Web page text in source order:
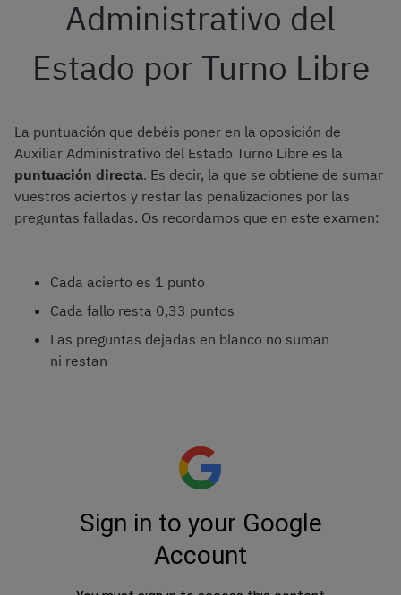
Administrativo del
Estado por Turno Libre
La puntuación que debéis poner en la oposición de
Auxiliar Administrativo del Estado Turno Libre es la
puntuación directa. Es decir, la que se obtiene de sumar
vuestros aciertos y restar las penalizaciones por las
preguntas falladas. Os recordamos que en este examen:
Cada acierto es 1 punto
Cada fallo resta 0,33 puntos
Las preguntas dejadas en blanco no suman
ni restan